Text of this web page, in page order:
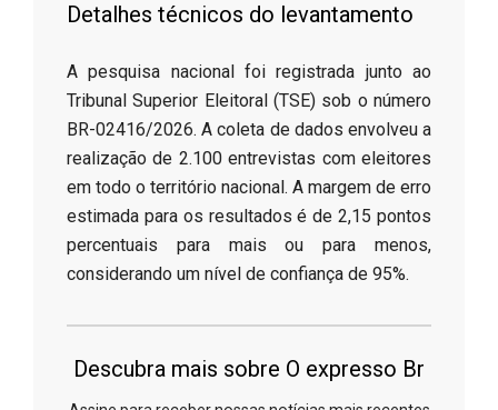
​Detalhes técnicos do levantamento
​A pesquisa nacional foi registrada junto ao
Tribunal Superior Eleitoral (TSE) sob o número
BR-02416/2026. A coleta de dados envolveu a
realização de 2.100 entrevistas com eleitores
em todo o território nacional. A margem de erro
estimada para os resultados é de 2,15 pontos
percentuais para mais ou para menos,
considerando um nível de confiança de 95%.
Descubra mais sobre O expresso Br